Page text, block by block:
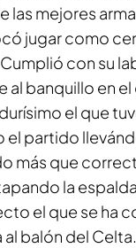
las mejores
jugar como
con su
al banquillo en
el que
partido
más que
la
el que se ha
balón del Celta.